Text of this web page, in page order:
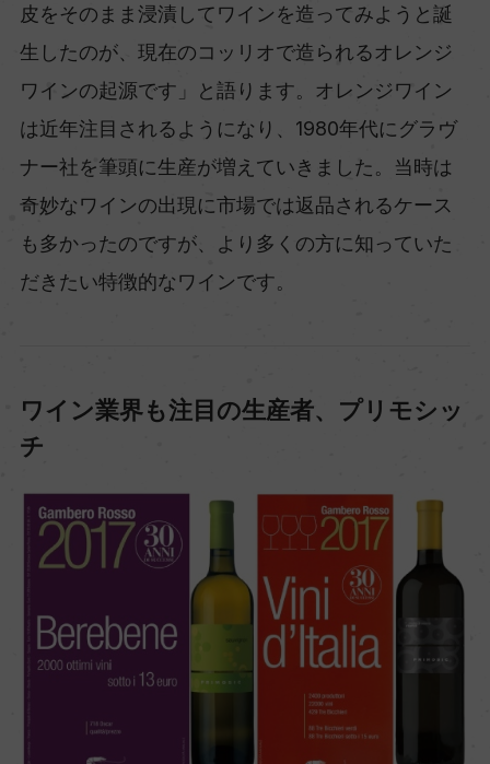
皮をそのまま浸漬してワインを造ってみようと誕
生したのが、現在のコッリオで造られるオレンジ
ワインの起源です」と語ります。オレンジワイン
は近年注目されるようになり、1980年代にグラヴ
ナー社を筆頭に生産が増えていきました。当時は
奇妙なワインの出現に市場では返品されるケース
も多かったのですが、より多くの方に知っていた
だきたい特徴的なワインです。
ワイン業界も注目の生産者、プリモシッ
チ